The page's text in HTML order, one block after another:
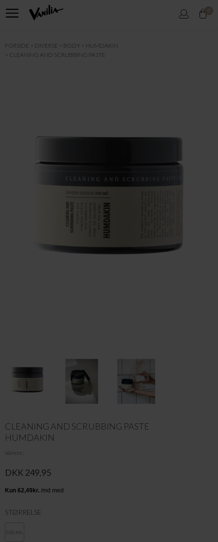
0
FORSIDE DIVERSE BODY
HUMDAKIN
CLEANING AND SCRUBBING PASTE
CLEANING AND SCRUBBING PASTE
HUMDAKIN
Varenr.
DKK 249,95
STØRRELSE
500 ML.